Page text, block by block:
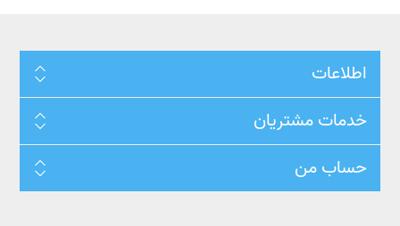
اطلاعات
خدمات مشتریان
حساب من